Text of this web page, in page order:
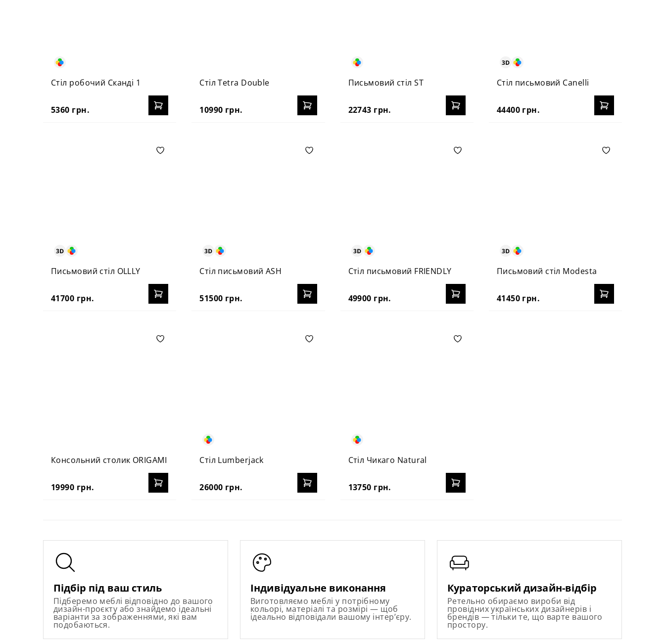
Стіл робочий Сканді 1
5360 грн.
Стіл Tetra Double
10990 грн.
Письмовий стіл ST
22743 грн.
Стіл письмовий Canelli
44400 грн.
Письмовий стіл OLLLY
41700 грн.
Стіл письмовий ASH
51500 грн.
Стіл письмовий FRIENDLY
49900 грн.
Письмовий стіл Modesta
41450 грн.
Консольний столик ORIGAMI
19990 грн.
Стіл Lumberjack
26000 грн.
Стіл Чикаго Natural
13750 грн.
Підбір під ваш стиль
Підберемо меблі відповідно до вашого
дизайн-проєкту або знайдемо ідеальні
варіанти за зображеннями, які вам
подобаються.
Індивідуальне виконання
Виготовляємо меблі у потрібному
кольорі, матеріалі та розмірі — щоб
ідеально відповідали вашому інтер’єру.
Кураторський дизайн-відбір
Ретельно обираємо вироби від
провідних українських дизайнерів і
брендів — тільки те, що варте вашого
простору.